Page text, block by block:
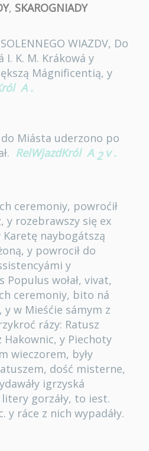
, SKAROGNIADY
WIAZDV, Do
I. K. M. Krákowá y
Mágnificentią, y
A .
Miásta uderzono po
RelWjazdKról A 2 v .
ceremoniy, powroćił
y rozebrawszy się ex
Karetę naybogátszą
y powrocił do
y
wołał, vivat,
ceremoniy, bito ná
y w Mieśćie sámym z
rázy: Ratusz
Hakownic, y Piechoty
wieczorem, były
dość misterne,
igrzyská
gorzáły, to iest.
y ráce z nich wypadáły.